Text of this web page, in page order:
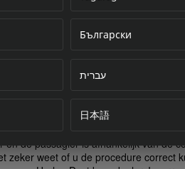
Български
עברית
日本語